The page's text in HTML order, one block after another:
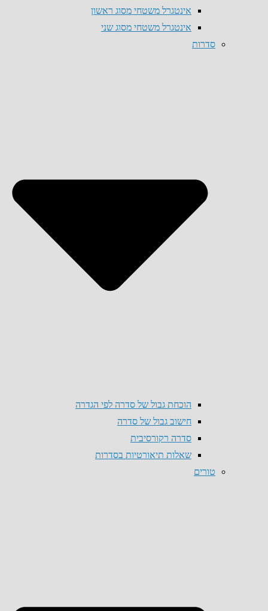
אינטגרל משטחי מסוג ראשון
אינטגרל משטחי מסוג שני
סדרות
הוכחת גבול של סדרה לפי הגדרה
חישוב גבול של סדרה
סדרה רקורסיבית
שאלות תיאורטיות בסדרות
טורים